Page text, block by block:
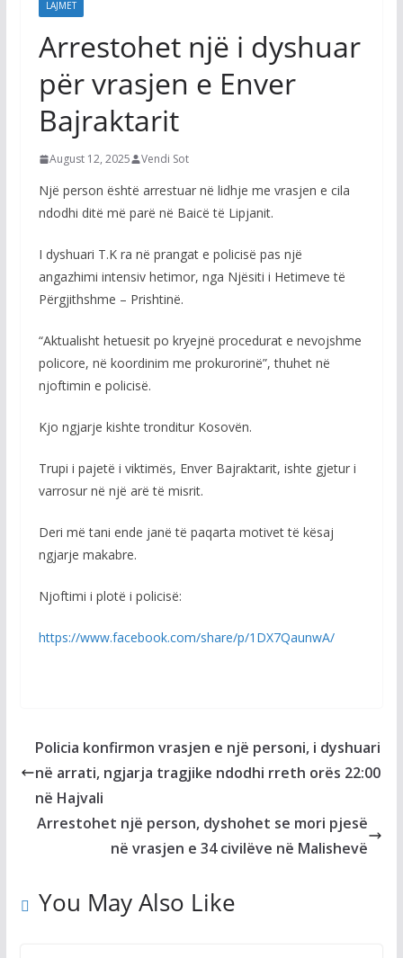
LAJMET
Arrestohet një i dyshuar
për vrasjen e Enver
Bajraktarit
August 12, 2025 Vendi Sot
Një person është arrestuar në lidhje me vrasjen e cila
ndodhi ditë më parë në Baicë të Lipjanit.
I dyshuari T.K ra në prangat e policisë pas një
angazhimi intensiv hetimor, nga Njësiti i Hetimeve të
Përgjithshme – Prishtinë.
“Aktualisht hetuesit po kryejnë procedurat e nevojshme
policore, në koordinim me prokurorinë”, thuhet në
njoftimin e policisë.
Kjo ngjarje kishte tronditur Kosovën.
Trupi i pajetë i viktimës, Enver Bajraktarit, ishte gjetur i
varrosur në një arë të misrit.
Deri më tani ende janë të paqarta motivet të kësaj
ngjarje makabre.
Njoftimi i plotë i policisë:
https://www.facebook.com/share/p/1DX7QaunwA/
Policia konfirmon vrasjen e një personi, i dyshuari
në arrati, ngjarja tragjike ndodhi rreth orës 22:00
në Hajvali
Arrestohet një person, dyshohet se mori pjesë
në vrasjen e 34 civilëve në Malishevë
You May Also Like